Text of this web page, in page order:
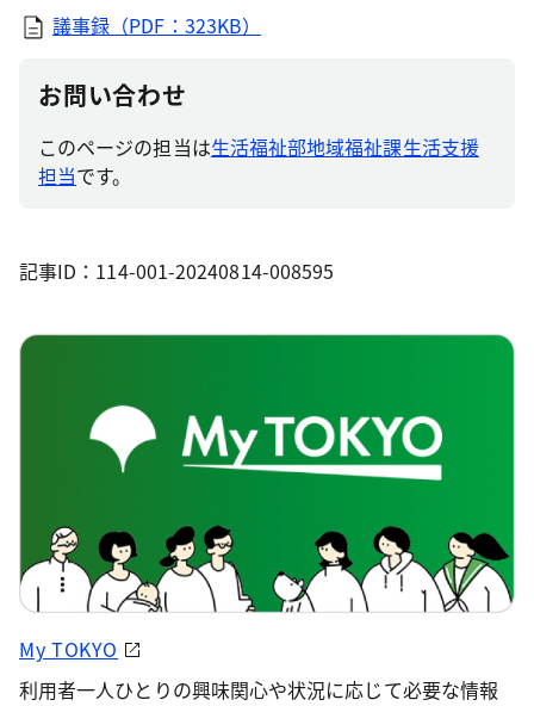
議事録（PDF：323KB）
お問い合わせ
このページの担当は生活福祉部地域福祉課生活支援
担当です。
記事ID：114-001-20240814-008595
My TOKYO
利用者一人ひとりの興味関心や状況に応じて必要な情報